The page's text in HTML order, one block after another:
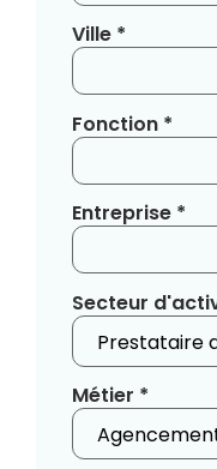
Ville *
Fonction *
Entreprise *
Secteur
Métier *